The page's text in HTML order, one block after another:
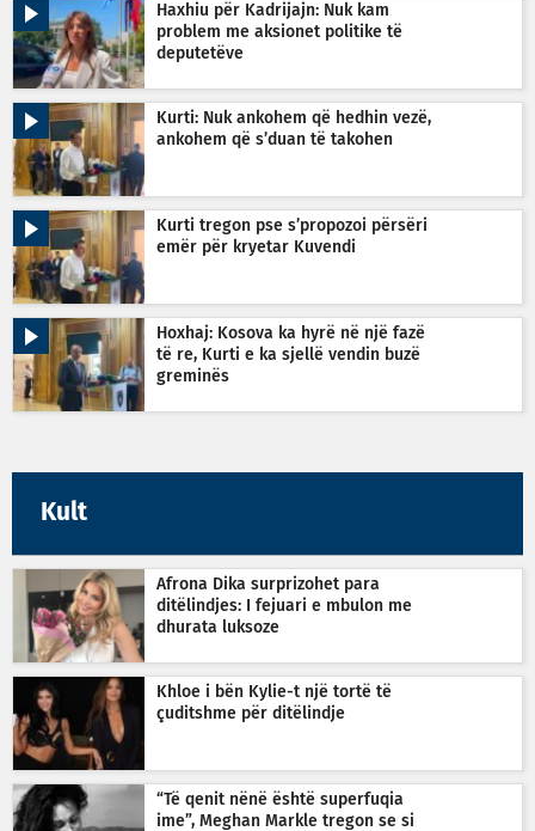
Haxhiu për Kadrijajn: Nuk kam
problem me aksionet politike të
deputetëve
Kurti: Nuk ankohem që hedhin vezë,
ankohem që s’duan të takohen
Kurti tregon pse s’propozoi përsëri
emër për kryetar Kuvendi
Hoxhaj: Kosova ka hyrë në një fazë
të re, Kurti e ka sjellë vendin buzë
greminës
Kult
Afrona Dika surprizohet para
ditëlindjes: I fejuari e mbulon me
dhurata luksoze
Khloe i bën Kylie-t një tortë të
çuditshme për ditëlindje
“Të qenit nënë është superfuqia
ime”, Meghan Markle tregon se si